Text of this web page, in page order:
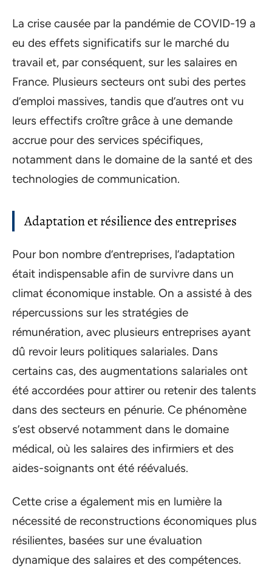
La crise causée par la pandémie de COVID-19 a
eu des effets significatifs sur le marché du
travail et, par conséquent, sur les salaires en
France. Plusieurs secteurs ont subi des pertes
d’emploi massives, tandis que d’autres ont vu
leurs effectifs croître grâce à une demande
accrue pour des services spécifiques,
notamment dans le domaine de la santé et des
technologies de communication.
Adaptation et résilience des entreprises
Pour bon nombre d’entreprises, l’adaptation
était indispensable afin de survivre dans un
climat économique instable. On a assisté à des
répercussions sur les stratégies de
rémunération, avec plusieurs entreprises ayant
dû revoir leurs politiques salariales. Dans
certains cas, des augmentations salariales ont
été accordées pour attirer ou retenir des talents
dans des secteurs en pénurie. Ce phénomène
s’est observé notamment dans le domaine
médical, où les salaires des infirmiers et des
aides-soignants ont été réévalués.
Cette crise a également mis en lumière la
nécessité de reconstructions économiques plus
résilientes, basées sur une évaluation
dynamique des salaires et des compétences.